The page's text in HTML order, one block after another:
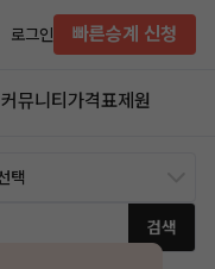
로그인 빠른승계 신청
커뮤니티 가격표제원
검색